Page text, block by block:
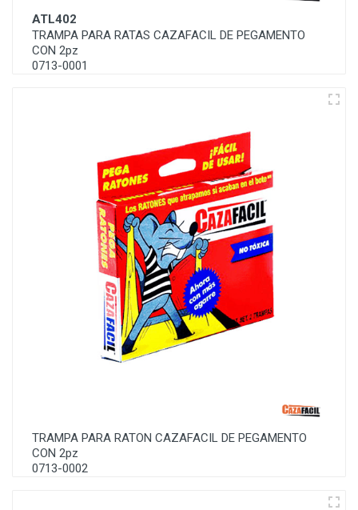
ATL402
TRAMPA PARA RATAS CAZAFACIL DE PEGAMENTO
CON 2pz
0713-0001
TRAMPA PARA RATON CAZAFACIL DE PEGAMENTO
CON 2pz
0713-0002